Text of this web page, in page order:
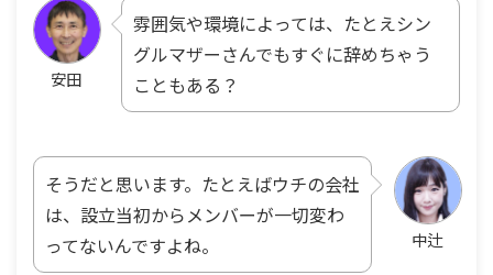
安田
雰囲気や環境によっては、たとえシン
グルマザーさんでもすぐに辞めちゃう
こともある？
中辻
そうだと思います。たとえばウチの会社
は、設立当初からメンバーが一切変わ
ってないんですよね。